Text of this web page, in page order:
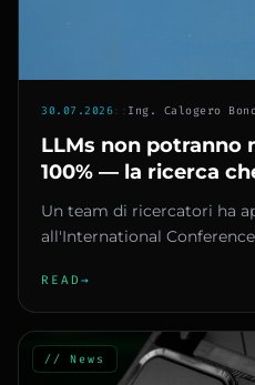
30.07.2026:: Ing. Calogero
LLMs non potranno
100% — la ricerca
imprese italiane che
Un team di ricercatori ha
all'International
READ →
// News